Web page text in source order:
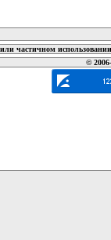
частичном
©